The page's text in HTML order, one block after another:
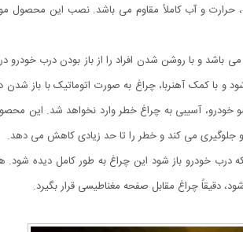
حرارت و آب کاملاً مقاوم می باشد. نصب این محصول
و با روشن شدن افراد را از باز بودن درب خودرو در
و با کمک آهنربا، چراغ به صورت اتوماتیک با باز
آسیبی به چراغ خطر وارد نخواهد شد. این
جلوگیری می کند و خطر را تا حد زیادی کاهش می دهد.
درب خودرو باز شود این چراغ به طور کامل دیده شود.
دقیقاً چراغ مقابل صفحه مغناطیسی قرار بگیرد.